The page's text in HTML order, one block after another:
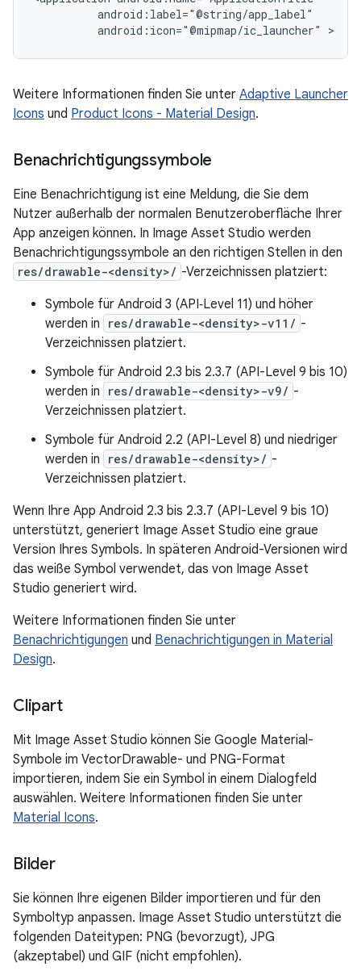
android:icon="@mipmap/ic_launcher"
Weitere Informationen finden Sie unter Adaptive Launcher
Icons und Product Icons - Material Design.
Benachrichtigungssymbole
Eine Benachrichtigung ist eine Meldung, die Sie dem
Nutzer außerhalb der normalen Benutzeroberfläche Ihrer
App anzeigen können. In Image Asset Studio werden
Benachrichtigungssymbole an den richtigen Stellen in den
res/drawable-<density>/ -Verzeichnissen platziert:
Symbole für Android 3 (API‑Level 11) und höher
werden in
res/drawable-<density>-v11/ -
Verzeichnissen platziert.
Symbole für Android 2.3 bis 2.3.7 (API-Level 9 bis 10)
werden in
res/drawable-<density>-v9/ -
Verzeichnissen platziert.
Symbole für Android 2.2 (API-Level 8) und niedriger
werden in
res/drawable-<density>/ -
Verzeichnissen platziert.
Wenn Ihre App Android 2.3 bis 2.3.7 (API-Level 9 bis 10)
unterstützt, generiert Image Asset Studio eine graue
Version Ihres Symbols. In späteren Android-Versionen wird
das weiße Symbol verwendet, das von Image Asset
Studio generiert wird.
Weitere Informationen finden Sie unter
Benachrichtigungen und Benachrichtigungen in Material
Design.
Clipart
Mit Image Asset Studio können Sie Google Material-
Symbole im VectorDrawable- und PNG-Format
importieren, indem Sie ein Symbol in einem Dialogfeld
auswählen. Weitere Informationen finden Sie unter
Material Icons.
Bilder
Sie können Ihre eigenen Bilder importieren und für den
Symboltyp anpassen. Image Asset Studio unterstützt die
folgenden Dateitypen: PNG (bevorzugt), JPG
(akzeptabel) und GIF (nicht empfohlen).